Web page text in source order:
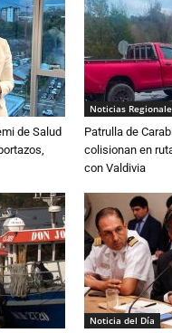
de Salud
Noticias
Patrulla de
colisionan en
con Valdivia
Noticia del Día